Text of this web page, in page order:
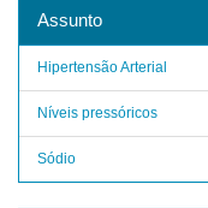
Assunto
Hipertensão Arterial
Níveis pressóricos
Sódio